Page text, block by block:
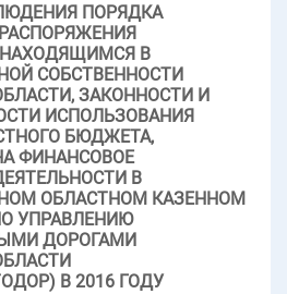
ПОРЯДКА
В
СОБСТВЕННОСТИ
ЗАКОННОСТИ И
ИСПОЛЬЗОВАНИЯ
БЮДЖЕТА,
ФИНАНСОВОЕ
В
ОБЛАСТНОМ КАЗЕННОМ
УПРАВЛЕНИЮ
ДОРОГАМИ
В 2016 ГОДУ